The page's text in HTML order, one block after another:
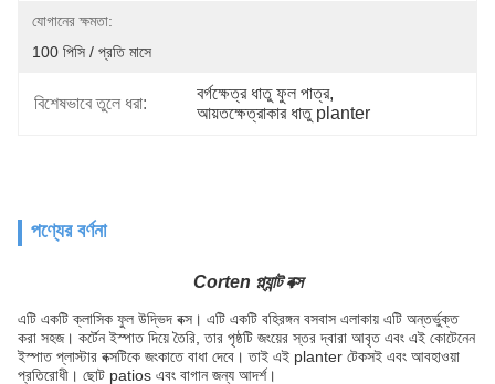
যোগানের ক্ষমতা:
100 পিসি / প্রতি মাসে
বিশেষভাবে তুলে ধরা:
বর্গক্ষেত্র ধাতু ফুল পাত্র,
আয়তক্ষেত্রাকার ধাতু planter
পণ্যের বর্ণনা
Corten প্ল্যান্ট বক্স
এটি একটি ক্লাসিক ফুল উদ্ভিদ বক্স। এটি একটি বহিরঙ্গন বসবাস এলাকায় এটি অন্তর্ভুক্ত
করা সহজ। কর্টেন ইস্পাত দিয়ে তৈরি, তার পৃষ্ঠটি জংয়ের স্তর দ্বারা আবৃত এবং এই কোটেনেন
ইস্পাত প্লাস্টার বক্সটিকে জংকাতে বাধা দেবে। তাই এই planter টেকসই এবং আবহাওয়া
প্রতিরোধী। ছোট patios এবং বাগান জন্য আদর্শ।